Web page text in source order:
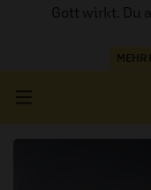
Gott wirkt. Du
MEHR